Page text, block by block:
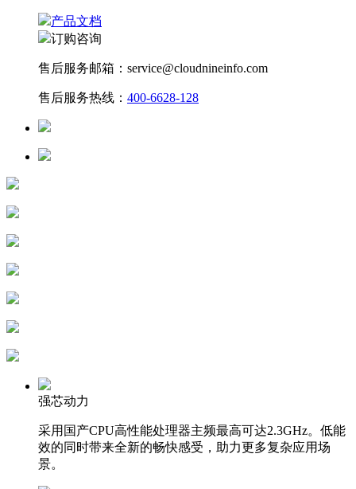
产品文档
订购咨询
售后服务邮箱：service@cloudnineinfo.com
售后服务热线： 400-6628-128
强芯动力
采用国产CPU高性能处理器主频最高可达2.3GHz。低能
效的同时带来全新的畅快感受，助力更多复杂应用场
景。